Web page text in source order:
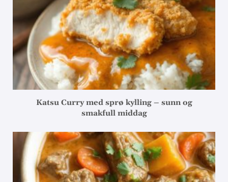
Katsu Curry med sprø kylling – sunn og
smakfull middag